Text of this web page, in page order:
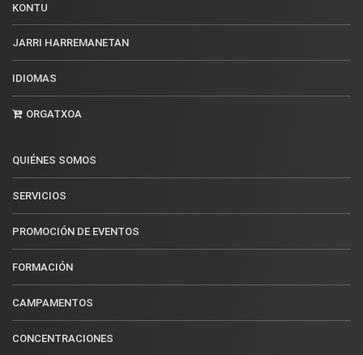
KONTU
JARRI HARREMANETAN
IDIOMAS
ORGATXOA
QUIÉNES SOMOS
SERVICIOS
PROMOCIÓN DE EVENTOS
FORMACIÓN
CAMPAMENTOS
CONCENTRACIONES